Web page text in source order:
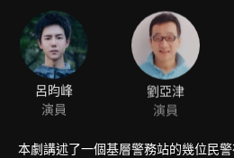
呂昀峰
演員
劉亞津
演員
本劇講述了一個基層警務站的幾位民